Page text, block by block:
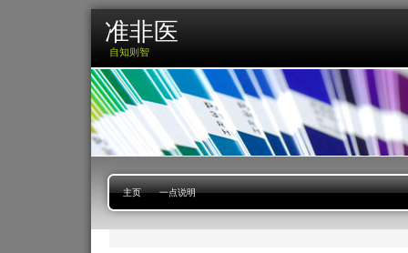
准非医
自知则智
主页 一点说明